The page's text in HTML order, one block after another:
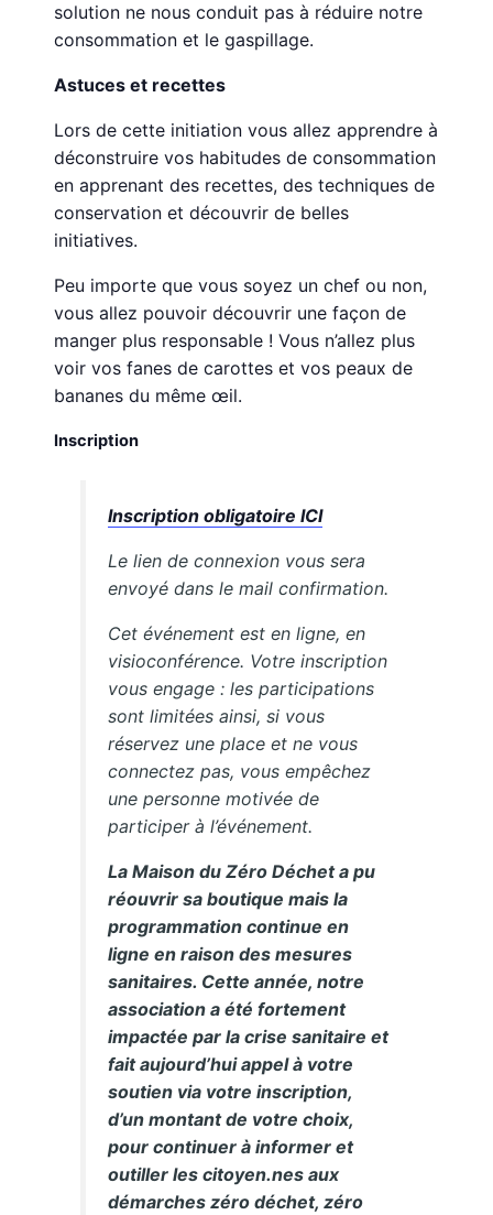
solution ne nous conduit pas à réduire notre
consommation et le gaspillage.
Astuces et recettes
Lors de cette initiation vous allez apprendre à
déconstruire vos habitudes de consommation
en apprenant des recettes, des techniques de
conservation et découvrir de belles
initiatives.
Peu importe que vous soyez un chef ou non,
vous allez pouvoir découvrir une façon de
manger plus responsable ! Vous n’allez plus
voir vos fanes de carottes et vos peaux de
bananes du même œil.
Inscription
Inscription obligatoire ICI
Le lien de connexion vous sera
envoyé dans le mail confirmation.
Cet événement est en ligne, en
visioconférence. Votre inscription
vous engage : les participations
sont limitées ainsi, si vous
réservez une place et ne vous
connectez pas, vous empêchez
une personne motivée de
participer à l’événement.
La Maison du Zéro Déchet a pu
réouvrir sa boutique mais la
programmation continue en
ligne en raison des mesures
sanitaires. Cette année, notre
association a été fortement
impactée par la crise sanitaire et
fait aujourd’hui appel à votre
soutien via votre inscription,
d’un montant de votre choix,
pour continuer à informer et
outiller les citoyen.nes aux
démarches zéro déchet, zéro